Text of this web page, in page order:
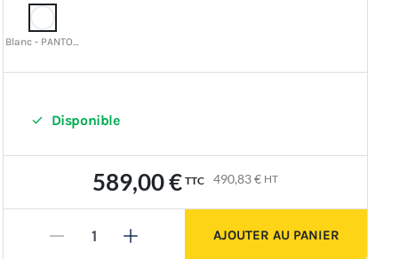
 Disponible
589,00 € TTC 490,83 € HT
- + AJOUTER AU PANIER